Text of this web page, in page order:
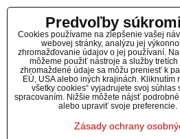
FacebookTwitter Bluesky PinterestReddit
Diskusia
(0 komentárov)
Predvoľby
Cookies používame na zlepšenie vašej
webovej stránky, analýzu jej
zhromažďovanie údajov o jej používaní. Na
môžeme použiť nástroje a služby tretích
zhromaždené údaje sa môžu preniesť k
EÚ, USA alebo iných krajinách. Kliknutím
všetky cookies“ vyjadrujete svoj súhlas
spracovaním. Nižšie môžete nájsť
alebo upraviť svoje preferencie.
Zásady ochrany